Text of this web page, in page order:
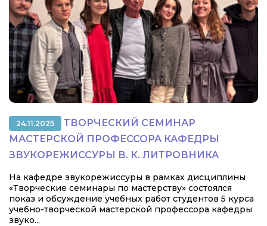
24.11.2025
ТВОРЧЕСКИЙ СЕМИНАР
МАСТЕРСКОЙ ПРОФЕССОРА КАФЕДРЫ
ЗВУКОРЕЖИССУРЫ В. К. ЛИТРОВНИКА
На кафедре звукорежиссуры в рамках дисциплины
«Творческие семинары по мастерству» состоялся
показ и обсуждение учебных работ студентов 5 курса
учебно-творческой мастерской профессора кафедры
звуко...